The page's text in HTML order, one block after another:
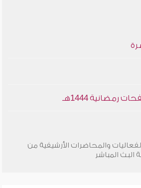
1444هـ
والمحاضرات الأرشيفية من
البث المباشر